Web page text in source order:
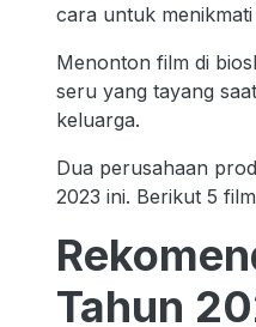
cara untuk
Menonton film di
seru yang tayang
keluarga.
Dua perusahaan
2023 ini. Berikut 5
Tahun